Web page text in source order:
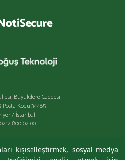
kişiselleştirmek, sosyal medya
Büyükdere Caddesi
Posta Kodu 34485
/ İstanbul
800 02 00